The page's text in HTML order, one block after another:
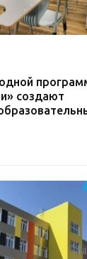
создают